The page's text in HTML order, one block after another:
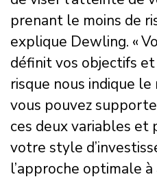
prenant le moins de
explique Dewling. «
définit vos objectifs
risque nous indique
vous pouvez
ces deux variables et
votre style
l’approche optimale